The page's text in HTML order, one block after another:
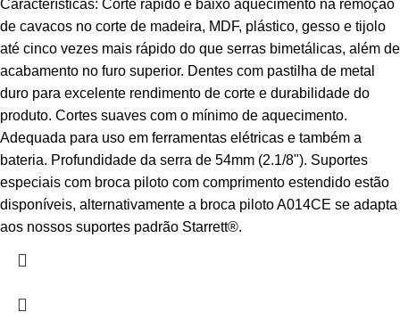
Características: Corte rápido e baixo aquecimento na remoção
de cavacos no corte de madeira, MDF, plástico, gesso e tijolo
até cinco vezes mais rápido do que serras bimetálicas, além de
acabamento no furo superior. Dentes com pastilha de metal
duro para excelente rendimento de corte e durabilidade do
produto. Cortes suaves com o mínimo de aquecimento.
Adequada para uso em ferramentas elétricas e também a
bateria. Profundidade da serra de 54mm (2.1/8"). Suportes
especiais com broca piloto com comprimento estendido estão
disponíveis, alternativamente a broca piloto A014CE se adapta
aos nossos suportes padrão Starrett®.